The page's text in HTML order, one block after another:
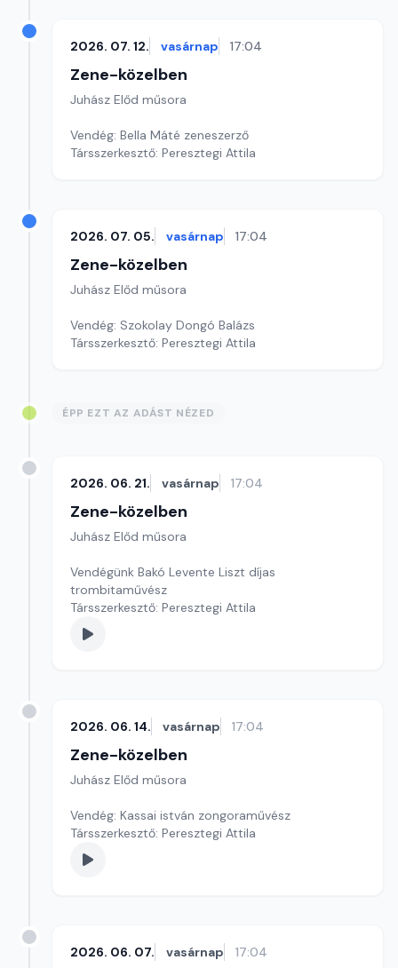
2026. 07. 12. vasárnap 17:04
Zene-közelben
Juhász Előd műsora
Vendég: Bella Máté zeneszerző
Társszerkesztő: Peresztegi Attila
2026. 07. 05. vasárnap 17:04
Zene-közelben
Juhász Előd műsora
Vendég: Szokolay Dongó Balázs
Társszerkesztő: Peresztegi Attila
ÉPP EZT AZ ADÁST NÉZED
2026. 06. 21. vasárnap 17:04
Zene-közelben
Juhász Előd műsora
Vendégünk Bakó Levente Liszt díjas
trombitaművész
Társszerkesztő: Peresztegi Attila
2026. 06. 14. vasárnap 17:04
Zene-közelben
Juhász Előd műsora
Vendég: Kassai istván zongoraművész
Társszerkesztő: Peresztegi Attila
2026. 06. 07. vasárnap 17:04